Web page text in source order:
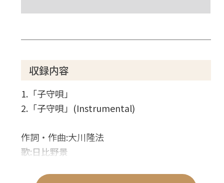
収録内容
1.「子守唄」
2.「子守唄」(Instrumental)
作詞・作曲:大川隆法
歌:日比野景